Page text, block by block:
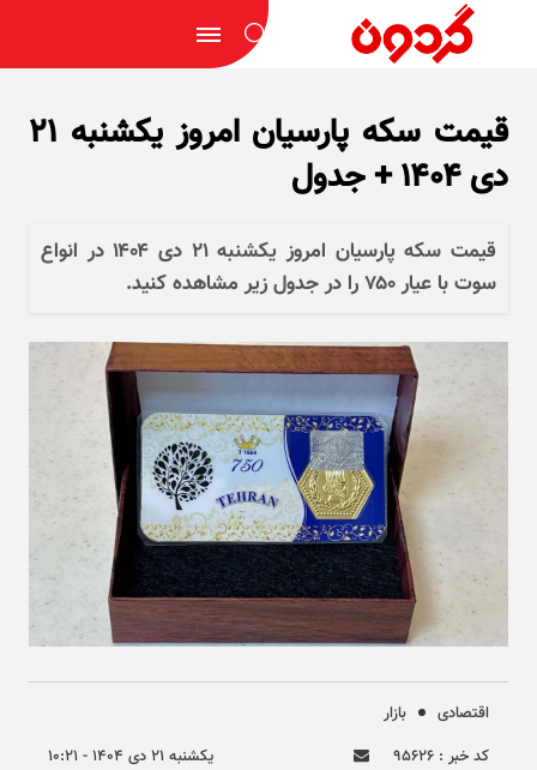
قیمت سکه پارسیان امروز یکشنبه ۲۱
دی ۱۴۰۴ + جدول
قیمت سکه پارسیان امروز یکشنبه ۲۱ دی ۱۴۰۴ در انواع
سوت با عیار ۷۵۰ را در جدول زیر مشاهده کنید.
اقتصادی
بازار
کد خبر : ۹۵۶۲۶
يکشنبه ۲۱ دی ۱۴۰۴ - ۱۰:۲۱